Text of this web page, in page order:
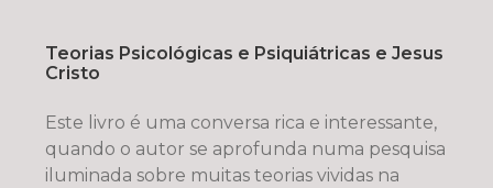
Teorias Psicológicas e Psiquiátricas e Jesus
Cristo
Este livro é uma conversa rica e interessante,
quando o autor se aprofunda numa pesquisa
iluminada sobre muitas teorias vividas na